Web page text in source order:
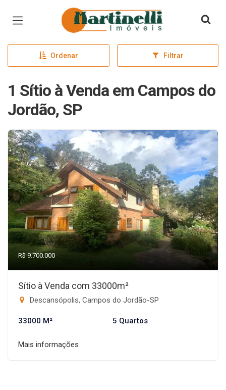
Página inicial
Ordenar Filtrar
1 Sítio à Venda em Campos do
Jordão, SP
R$ 9.700.000
Sítio à Venda com 33000m²
Descansópolis, Campos do Jordão-SP
33000 M² 5 Quartos
Mais informações